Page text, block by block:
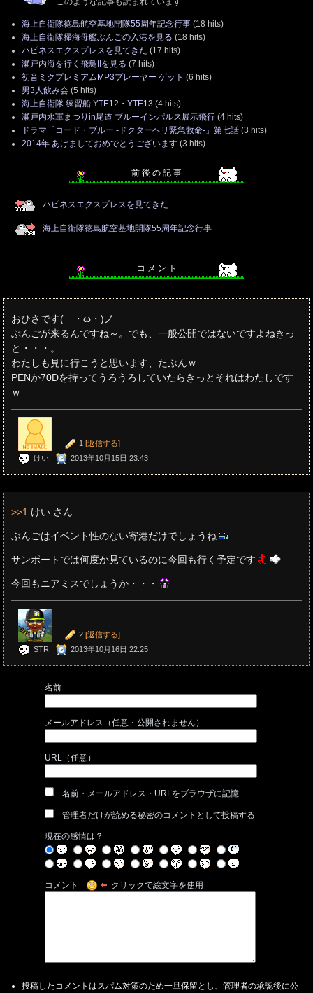
海上自衛隊徳島航空基地開隊55周年記念行事 (18 hits)
海上自衛隊掃海母艦ぶんごの入港を見る (18 hits)
ハピネスエクスプレスを見てきた (17 hits)
瀬戸内海を行く飛鳥IIを見る (7 hits)
初音ミクプレミアムMP3プレーヤー ゲット (6 hits)
男3人飲み会 (5 hits)
海上自衛隊 練習船 YTE12・YTE13 (4 hits)
瀬戸内水軍まつりin尾道 ブルーインパルス展示飛行 (4 hits)
ドラマ「コード・ブルー -ドクターヘリ緊急救命-」第七話 (3 hits)
2014年 あけましておめでとうございます (3 hits)
前 後 の 記 事
ハピネスエクスプレスを見てきた
海上自衛隊徳島航空基地開隊55周年記念行事
コ メ ン ト
おひさです( ・ω・)ノ
ぶんごが来るんですね～。でも、一般公開ではないですよねきっ
と・・・。
わたしも見に行こうと思います、たぶんｗ
PENか70Dを持ってうろうろしていたらきっとそれはわたしです
ｗ
1 [返信する]
けい
2013年10月15日 23:43
>>1 けい さん
ぶんごはイベント性のない寄港だけでしょうね
サンポートでは何度か見ているのに今回も行く予定です
今回もニアミスでしょうか・・・
2 [返信する]
STR
2013年10月16日 22:25
名前
メールアドレス（任意・公開されません）
URL（任意）
名前・メールアドレス・URLをブラウザに記憶
管理者だけが読める秘密のコメントとして投稿する
現在の感情は？
コメント クリックで絵文字を使用
投稿したコメントはスパム対策のため一旦保留とし、管理者の承認後に公